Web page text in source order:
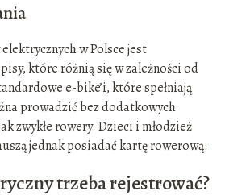
w Polsce jest
które różnią się w zależności od
e-bike’i, które spełniają
prowadzić bez dodatkowych
zwykłe rowery. Dzieci i młodzież
jednak posiadać kartę rowerową.
trzeba rejestrować?